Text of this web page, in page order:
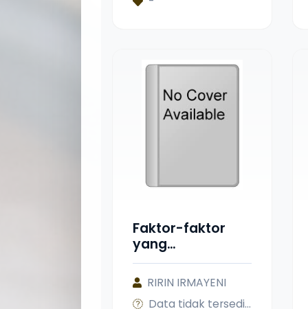
Faktor-faktor
yang
Mempengaruhi
Rendahnya
Kemampuan
RIRIN IRMAYENI
Data tidak tersedia